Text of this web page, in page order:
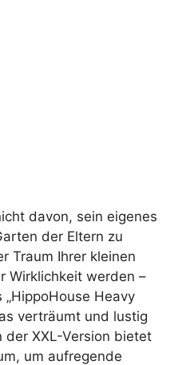
davon, sein eigenes
der Eltern zu
Traum Ihrer kleinen
Wirklichkeit werden –
Heavy
verträumt und lustig
der XXL-Version bietet
um aufregende